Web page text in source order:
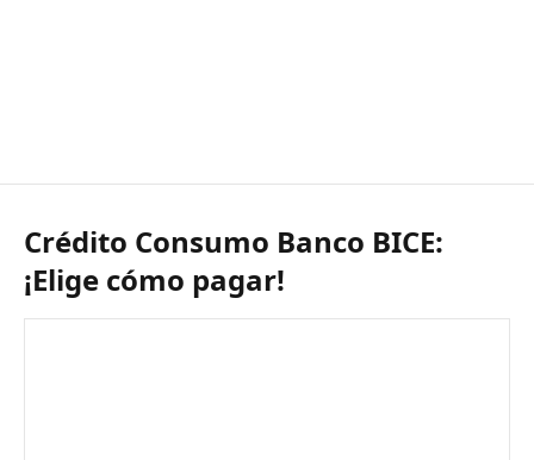
Crédito Consumo Banco BICE:
¡Elige cómo pagar!